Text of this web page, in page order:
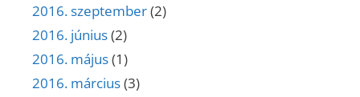
2016. szeptember(2)
2016. június(2)
2016. május(1)
2016. március(3)